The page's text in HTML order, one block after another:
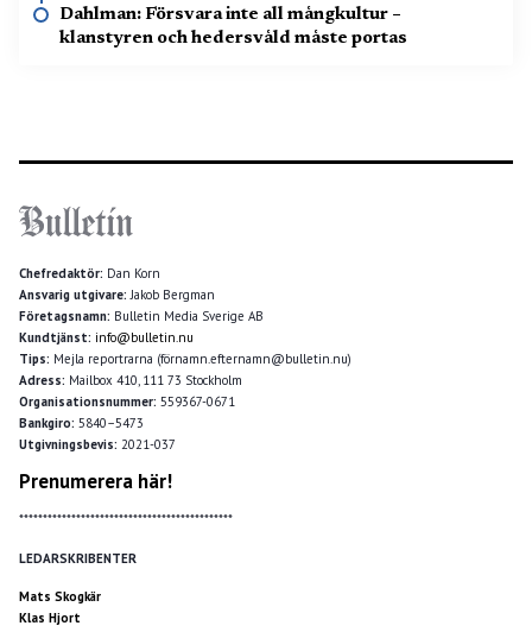
Dahlman: Försvara inte all mångkultur –
klanstyren och hedersvåld måste portas
Chefredaktör: Dan Korn
Ansvarig utgivare: Jakob Bergman
Företagsnamn: Bulletin Media Sverige AB
Kundtjänst: info@bulletin.nu
Tips: Mejla reportrarna (förnamn.efternamn@bulletin.nu)
Adress: Mailbox 410, 111 73 Stockholm
Organisationsnummer: 559367-0671
Bankgiro: 5840–5473
Utgivningsbevis: 2021-037
Prenumerera här!
*********************************************
LEDARSKRIBENTER
Mats Skogkär
Klas Hjort